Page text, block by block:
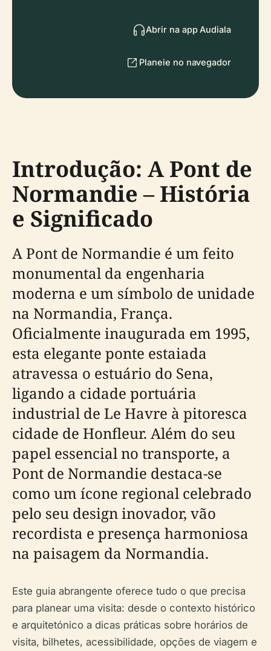
Abrir na app Audiala
Planeie no navegador
Introdução: A Pont de
Normandie – História
e Significado
A Pont de Normandie é um feito
monumental da engenharia
moderna e um símbolo de unidade
na Normandia, França.
Oficialmente inaugurada em 1995,
esta elegante ponte estaiada
atravessa o estuário do Sena,
ligando a cidade portuária
industrial de Le Havre à pitoresca
cidade de Honfleur. Além do seu
papel essencial no transporte, a
Pont de Normandie destaca-se
como um ícone regional celebrado
pelo seu design inovador, vão
recordista e presença harmoniosa
na paisagem da Normandia.
Este guia abrangente oferece tudo o que precisa
para planear uma visita: desde o contexto histórico
e arquitetónico a dicas práticas sobre horários de
visita, bilhetes, acessibilidade, opções de viagem e